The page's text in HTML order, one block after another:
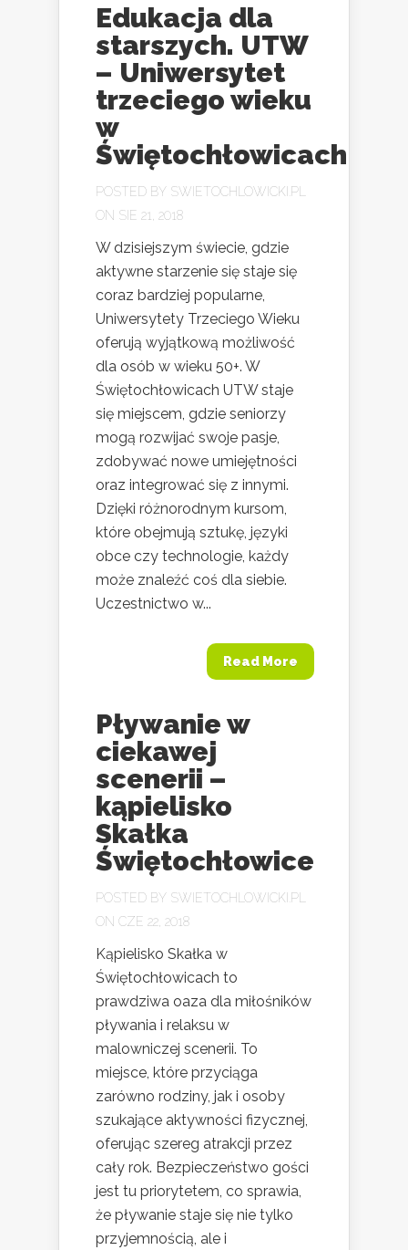
Edukacja dla
starszych. UTW
– Uniwersytet
trzeciego wieku
w
Świętochłowicach
POSTED BY SWIETOCHLOWICKI.PL
ON SIE 21, 2018
W dzisiejszym świecie, gdzie
aktywne starzenie się staje się
coraz bardziej popularne,
Uniwersytety Trzeciego Wieku
oferują wyjątkową możliwość
dla osób w wieku 50+. W
Świętochłowicach UTW staje
się miejscem, gdzie seniorzy
mogą rozwijać swoje pasje,
zdobywać nowe umiejętności
oraz integrować się z innymi.
Dzięki różnorodnym kursom,
które obejmują sztukę, języki
obce czy technologie, każdy
może znaleźć coś dla siebie.
Uczestnictwo w...
Read More
Pływanie w
ciekawej
scenerii –
kąpielisko
Skałka
Świętochłowice
POSTED BY SWIETOCHLOWICKI.PL
ON CZE 22, 2018
Kąpielisko Skałka w
Świętochłowicach to
prawdziwa oaza dla miłośników
pływania i relaksu w
malowniczej scenerii. To
miejsce, które przyciąga
zarówno rodziny, jak i osoby
szukające aktywności fizycznej,
oferując szereg atrakcji przez
cały rok. Bezpieczeństwo gości
jest tu priorytetem, co sprawia,
że pływanie staje się nie tylko
przyjemnością, ale i